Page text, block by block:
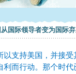
国际领导者变为国际
持美国，并接受
利而行动。那个时